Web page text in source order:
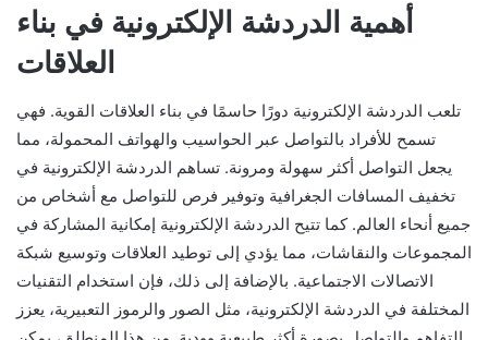
أهمية الدردشة الإلكترونية في بناء
العلاقات
تلعب الدردشة الإلكترونية دورًا حاسمًا في بناء العلاقات القوية. فهي
تسمح للأفراد بالتواصل عبر الحواسيب والهواتف المحمولة، مما
يجعل التواصل أكثر سهولة ومرونة. تساهم الدردشة الإلكترونية في
تخفيف المسافات الجغرافية وتوفير فرص للتواصل مع أشخاص من
جميع أنحاء العالم. كما تتيح الدردشة الإلكترونية إمكانية المشاركة في
المجموعات والنقاشات، مما يؤدي إلى توطيد العلاقات وتوسيع شبكة
الاتصالات الاجتماعية. بالإضافة إلى ذلك، فإن استخدام التقنيات
المختلفة في الدردشة الإلكترونية، مثل الصور والرموز التعبيرية، يعزز